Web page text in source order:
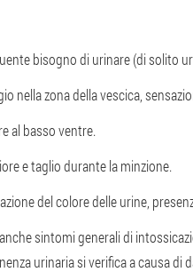
bisogno di urinare (di solito
nella zona della vescica,
al basso ventre.
e taglio durante la minzione.
del colore delle urine,
sintomi generali di
urinaria si verifica a causa di